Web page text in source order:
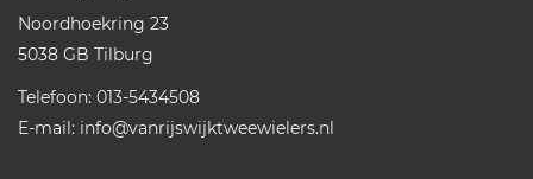
Noordhoekring 23
5038 GB Tilburg
Telefoon: 013-5434508
E-mail: info@vanrijswijktweewielers.nl